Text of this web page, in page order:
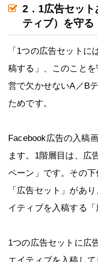
2．1広告セッ
ティブ）を守る
「1つの広告セットに
稿する」、このこと
営で欠かせないA／B
ためです。
Facebook広告の入稿
ます。1階層目は、広
ペーン」です。その
「広告セット」があ
イティブを入稿する「
1つの広告セットに広